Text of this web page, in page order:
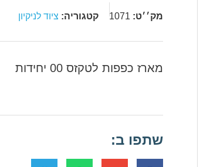
מק׳׳ט: 1071 קטגוריה: ציוד לניקיון
מארז כפפות לטקזס 00 יחידות
שתפו ב: